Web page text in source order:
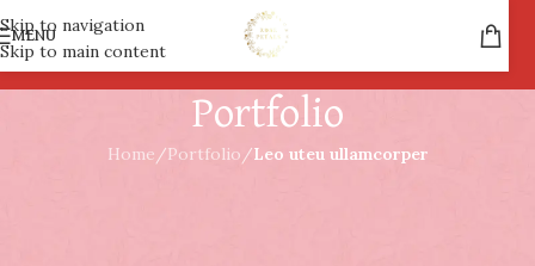
Skip to navigation
Skip to main content
MENU
Portfolio
Home/Portfolio/Leo uteu ullamcorper